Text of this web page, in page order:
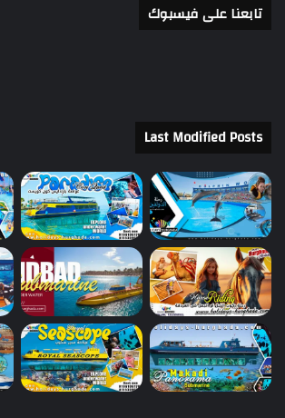
تابعنا على فيسبوك
Last Modified Posts